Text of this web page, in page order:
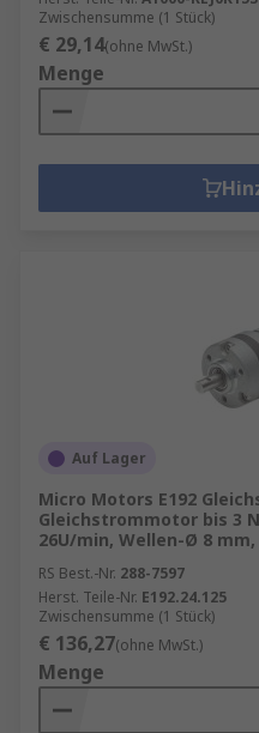
Zwischensumme (1 Stück)
€ 29,14(ohne MwSt.)
Menge
Auf Lager
Micro Motors E192
Gleichstrommotor bis 3
26U/min, Wellen-Ø 8 mm,
RS Best.-Nr. 288-7597
Herst. Teile-Nr. E192.24.125
Zwischensumme (1 Stück)
€ 136,27(ohne MwSt.)
Menge